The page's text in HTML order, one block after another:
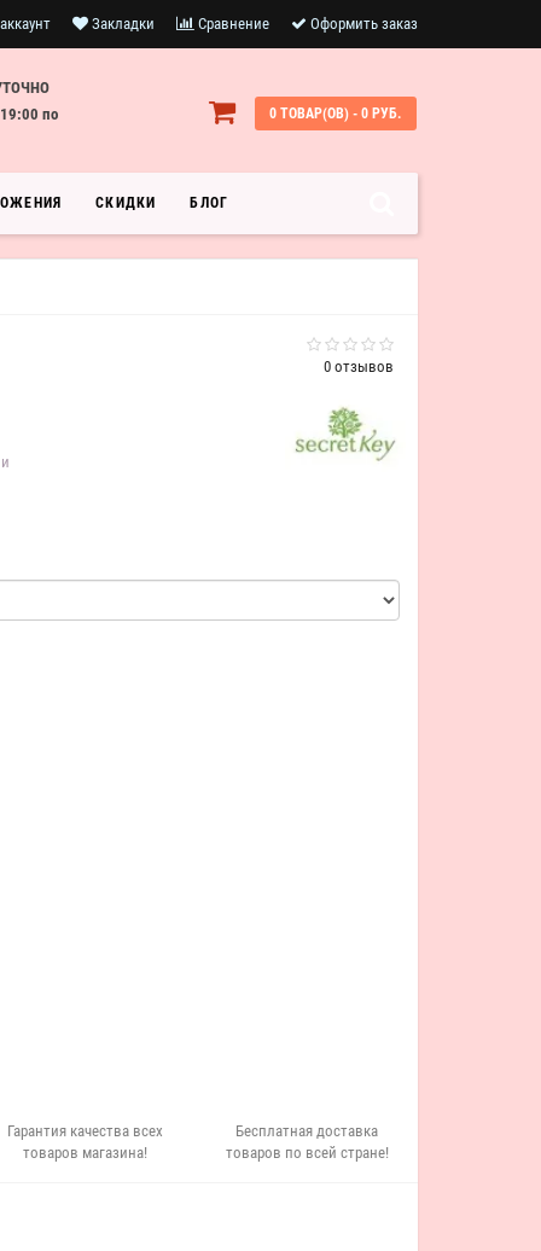
Закладки Сравнение Оформить заказ
по
0 ТОВАР(ОВ) - 0 РУБ.
СКИДКИ БЛОГ
0 отзывов
Гарантия качества всех
товаров магазина!
Бесплатная доставка
товаров по всей стране!